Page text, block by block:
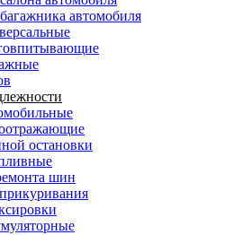
автомобиля
остановки
шин